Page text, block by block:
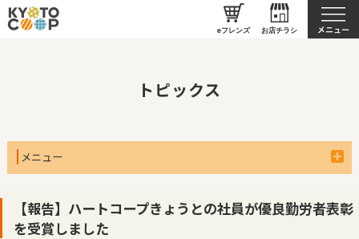
eフレンズ お店チラシ
京都生協について
トピックス
メニュー
【報告】ハートコープきょうとの社員が優良勤労者表彰
を受賞しました